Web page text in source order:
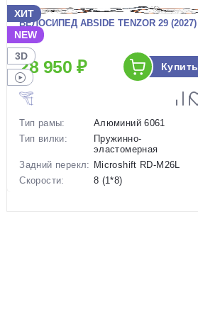
ХИТ
NEW
3D
ВЕЛОСИПЕД ABSIDE TENZOR 29 (2027)
28 950 ₽ Купить
Тип рамы:
Алюминий 6061
Тип вилки:
Пружинно-
эластомерная
Задний перекл: Microshift RD-M26L
Скорости:
8 (1*8)